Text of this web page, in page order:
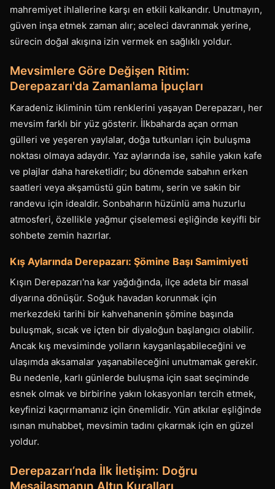
mahremiyet ihlallerine karşı en etkili kalkandır. Unutmayın,
güven inşa etmek zaman alır; aceleci davranmak yerine,
sürecin doğal akışına izin vermek en sağlıklı yoldur.
Mevsimlere Göre Değişen Ritim:
Derepazarı'da Zamanlama İpuçları
Karadeniz ikliminin tüm renklerini yaşayan Derepazarı, her
mevsim farklı bir yüz gösterir. İlkbaharda açan orman
gülleri ve yeşeren yaylalar, doğa tutkunları için buluşma
noktası olmaya adaydır. Yaz aylarında ise, sahile yakın kafe
ve plajlar daha hareketlidir; bu dönemde sabahın erken
saatleri veya akşamüstü gün batımı, serin ve sakin bir
randevu için idealdir. Sonbaharın hüzünlü ama huzurlu
atmosferi, özellikle yağmur çiselemesi eşliğinde keyifli bir
sohbete zemin hazırlar.
Kış Aylarında Derepazarı: Şömine Başı Samimiyeti
Kışın Derepazarı'na kar yağdığında, ilçe adeta bir masal
diyarına dönüşür. Soğuk havadan korunmak için
merkezdeki tarihi bir kahvehanenin şömine başında
buluşmak, sıcak ve içten bir diyaloğun başlangıcı olabilir.
Ancak kış mevsiminde yolların kayganlaşabileceğini ve
ulaşımda aksamalar yaşanabileceğini unutmamak gerekir.
Bu nedenle, karlı günlerde buluşma için saat seçiminde
esnek olmak ve birbirine yakın lokasyonları tercih etmek,
keyfinizi kaçırmamanız için önemlidir. Yün atkılar eşliğinde
ısınan muhabbet, mevsimin tadını çıkarmak için en güzel
yoldur.
Derepazarı’nda İlk İletişim: Doğru